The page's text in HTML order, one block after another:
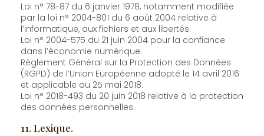
Loi n° 78-87 du 6 janvier 1978, notamment modifiée
par la loi n° 2004-801 du 6 août 2004 relative à
l’informatique, aux fichiers et aux libertés.
Loi n° 2004-575 du 21 juin 2004 pour la confiance
dans l’économie numérique.
Règlement Général sur la Protection des Données
(RGPD) de l’Union Européenne adopté le 14 avril 2016
et applicable au 25 mai 2018.
Loi n° 2018-493 du 20 juin 2018 relative à la protection
des données personnelles.
11. Lexique.